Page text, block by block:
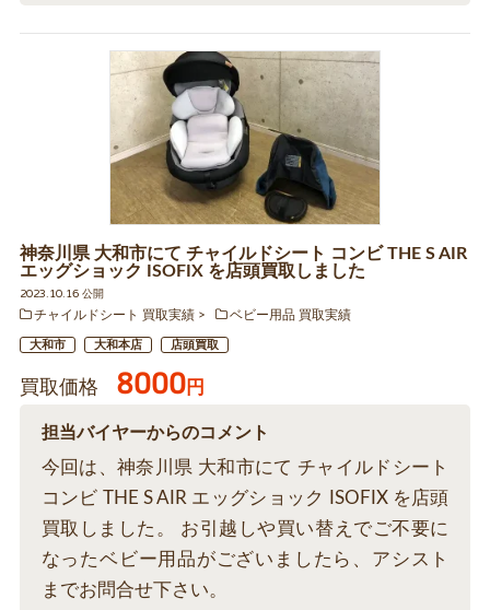
神奈川県 大和市にて チャイルドシート コンビ THE S AIR
エッグショック ISOFIX を店頭買取しました
2023.10.16 公開
チャイルドシート 買取実績
ベビー用品 買取実績
大和市 大和本店 店頭買取
買取価格 8000円
担当バイヤーからのコメント
今回は、神奈川県 大和市にて チャイルドシート
コンビ THE S AIR エッグショック ISOFIX を店頭
買取しました。 お引越しや買い替えでご不要に
なったベビー用品がございましたら、アシスト
までお問合せ下さい。